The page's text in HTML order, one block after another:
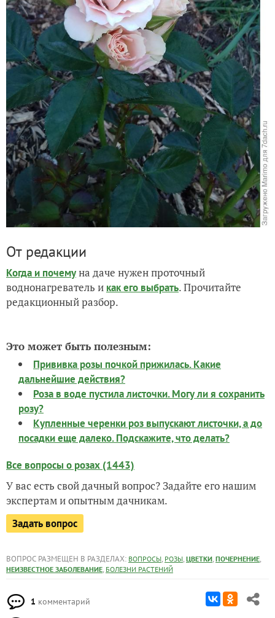
От редакции
Когда и почемуна даче нужен проточный
воднонагреватель и как его выбрать. Прочитайте
редакционный разбор.
Это может быть полезным:
Прививка розы почкой прижилась. Какие
дальнейшие действия?
Роза в воде пустила листочки. Могу ли я сохранить
розу?
Купленные черенки роз выпускают листочки, а до
посадки еще далеко. Подскажите, что делать?
Все вопросы о розах (1443)
У вас есть свой дачный вопрос? Задайте его нашим
экспертам и опытным дачникам.
Задать вопрос
ВОПРОС РАЗМЕЩЕН В РАЗДЕЛАХ: ВОПРОСЫ, РОЗЫ, ЦВЕТКИ, ПОЧЕРНЕНИЕ,
НЕИЗВЕСТНОЕ ЗАБОЛЕВАНИЕ, БОЛЕЗНИ РАСТЕНИЙ
1 комментарий